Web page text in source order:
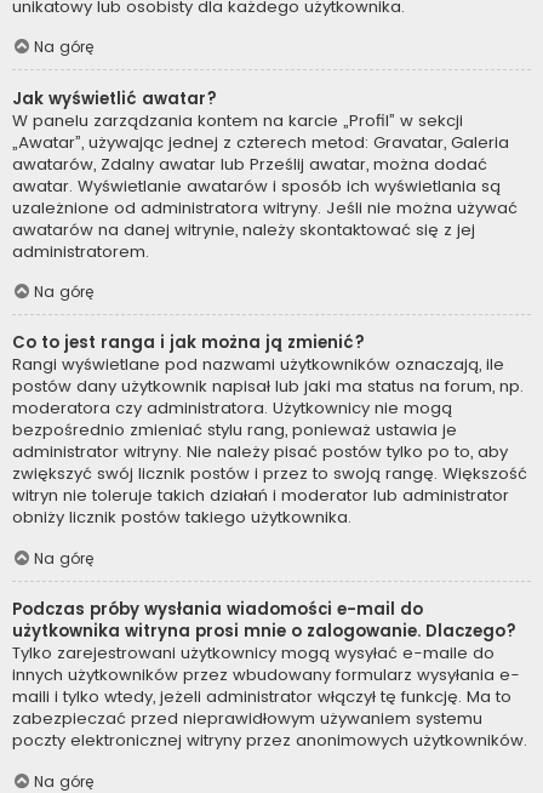
unikatowy lub osobisty dla każdego użytkownika.
Na górę
Jak wyświetlić awatar?
W panelu zarządzania kontem na karcie „Profil” w sekcji
„Awatar”, używając jednej z czterech metod: Gravatar, Galeria
awatarów, Zdalny awatar lub Prześlij awatar, można dodać
awatar. Wyświetlanie awatarów i sposób ich wyświetlania są
uzależnione od administratora witryny. Jeśli nie można używać
awatarów na danej witrynie, należy skontaktować się z jej
administratorem.
Na górę
Co to jest ranga i jak można ją zmienić?
Rangi wyświetlane pod nazwami użytkowników oznaczają, ile
postów dany użytkownik napisał lub jaki ma status na forum, np.
moderatora czy administratora. Użytkownicy nie mogą
bezpośrednio zmieniać stylu rang, ponieważ ustawia je
administrator witryny. Nie należy pisać postów tylko po to, aby
zwiększyć swój licznik postów i przez to swoją rangę. Większość
witryn nie toleruje takich działań i moderator lub administrator
obniży licznik postów takiego użytkownika.
Na górę
Podczas próby wysłania wiadomości e-mail do
użytkownika witryna prosi mnie o zalogowanie. Dlaczego?
Tylko zarejestrowani użytkownicy mogą wysyłać e-maile do
innych użytkowników przez wbudowany formularz wysyłania e-
maili i tylko wtedy, jeżeli administrator włączył tę funkcję. Ma to
zabezpieczać przed nieprawidłowym używaniem systemu
poczty elektronicznej witryny przez anonimowych użytkowników.
Na górę